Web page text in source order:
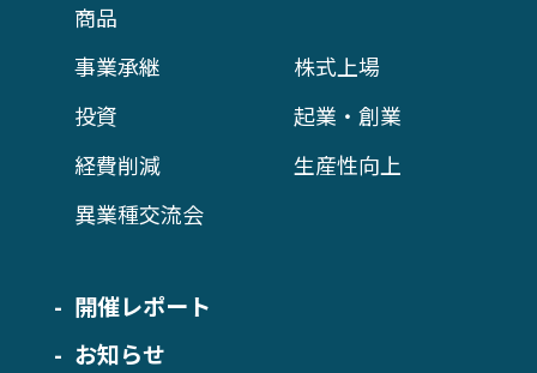
商品
事業承継
株式上場
投資
起業・創業
経費削減
生産性向上
異業種交流会
開催レポート
お知らせ